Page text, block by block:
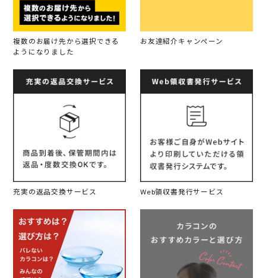
複数のお届け先から選択できる
ようになりました
お友達紹介キャンペーン
充実の返品交換サービス Web領収書発行サービス